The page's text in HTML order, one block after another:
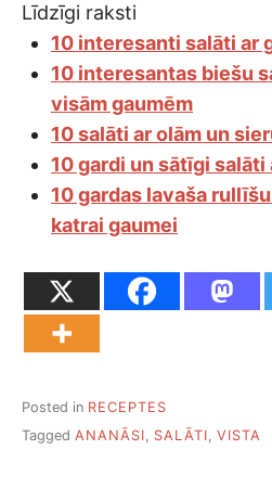
Līdzīgi raksti
10 interesanti salāti ar
10 interesantas biešu
visām gaumēm
10 salāti ar olām un
10 gardi un sātīgi salāti
10 gardas lavaša
katrai gaumei
Posted in RECEPTES
Tagged ANANĀSI, SALĀTI, VISTA